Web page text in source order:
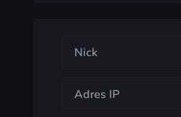
Nick
Adres IP